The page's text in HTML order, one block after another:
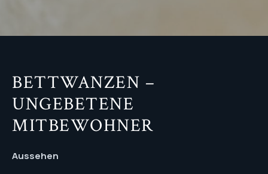
BETTWANZEN –
UNGEBETENE
MITBEWOHNER
Aussehen